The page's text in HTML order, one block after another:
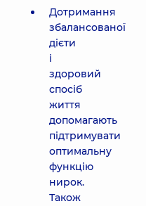
Дотримання
збалансованої
дієти
і
здоровий
спосіб
життя
допомагають
підтримувати
оптимальну
функцію
нирок.
Також